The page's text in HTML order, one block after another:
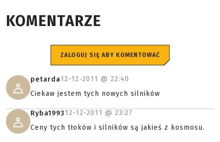
KOMENTARZE
ZALOGUJ SIĘ ABY KOMENTOWAĆ
petarda12-12-2011 @ 22:40
Ciekaw jestem tych nowych silników
Ryba199312-12-2011 @ 23:27
Ceny tych tłoków i silników są jakieś z kosmosu.